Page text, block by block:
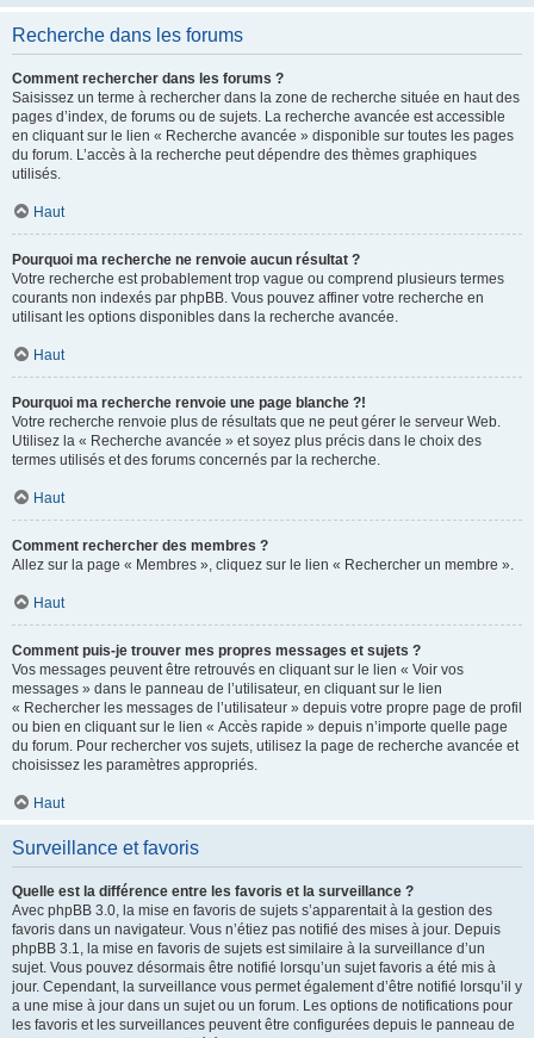
Recherche dans les forums
Comment rechercher dans les forums ?
Saisissez un terme à rechercher dans la zone de recherche située en haut des
pages d’index, de forums ou de sujets. La recherche avancée est accessible
en cliquant sur le lien « Recherche avancée » disponible sur toutes les pages
du forum. L’accès à la recherche peut dépendre des thèmes graphiques
utilisés.
Haut
Pourquoi ma recherche ne renvoie aucun résultat ?
Votre recherche est probablement trop vague ou comprend plusieurs termes
courants non indexés par phpBB. Vous pouvez affiner votre recherche en
utilisant les options disponibles dans la recherche avancée.
Haut
Pourquoi ma recherche renvoie une page blanche ?!
Votre recherche renvoie plus de résultats que ne peut gérer le serveur Web.
Utilisez la « Recherche avancée » et soyez plus précis dans le choix des
termes utilisés et des forums concernés par la recherche.
Haut
Comment rechercher des membres ?
Allez sur la page « Membres », cliquez sur le lien « Rechercher un membre ».
Haut
Comment puis-je trouver mes propres messages et sujets ?
Vos messages peuvent être retrouvés en cliquant sur le lien « Voir vos
messages » dans le panneau de l’utilisateur, en cliquant sur le lien
« Rechercher les messages de l’utilisateur » depuis votre propre page de profil
ou bien en cliquant sur le lien « Accès rapide » depuis n’importe quelle page
du forum. Pour rechercher vos sujets, utilisez la page de recherche avancée et
choisissez les paramètres appropriés.
Haut
Surveillance et favoris
Quelle est la différence entre les favoris et la surveillance ?
Avec phpBB 3.0, la mise en favoris de sujets s’apparentait à la gestion des
favoris dans un navigateur. Vous n’étiez pas notifié des mises à jour. Depuis
phpBB 3.1, la mise en favoris de sujets est similaire à la surveillance d’un
sujet. Vous pouvez désormais être notifié lorsqu’un sujet favoris a été mis à
jour. Cependant, la surveillance vous permet également d’être notifié lorsqu’il y
a une mise à jour dans un sujet ou un forum. Les options de notifications pour
les favoris et les surveillances peuvent être configurées depuis le panneau de